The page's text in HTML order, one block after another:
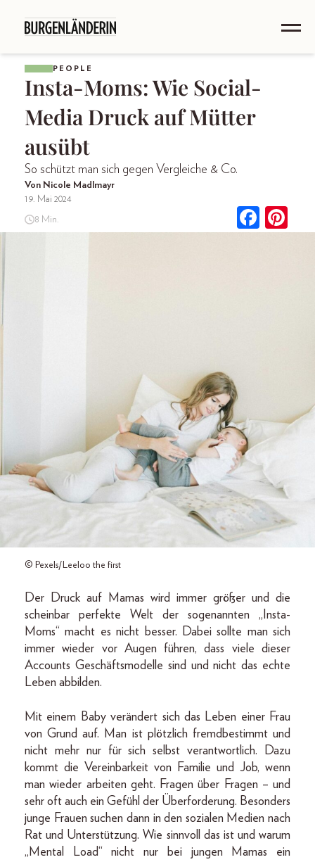
PEOPLE
Insta-Moms: Wie Social-
Media Druck auf Mütter
ausübt
So schützt man sich gegen Vergleiche & Co.
Von Nicole Madlmayr
19. Mai 2024
8 Min.
© Pexels/Leeloo the first
Der Druck auf Mamas wird immer größer und die
scheinbar perfekte Welt der sogenannten „Insta-
Moms“ macht es nicht besser. Dabei sollte man sich
immer wieder vor Augen führen, dass viele dieser
Accounts Geschäftsmodelle sind und nicht das echte
Leben abbilden.
Mit einem Baby verändert sich das Leben einer Frau
von Grund auf. Man ist plötzlich fremdbestimmt und
nicht mehr nur für sich selbst verantwortlich. Dazu
kommt die Vereinbarkeit von Familie und Job, wenn
man wieder arbeiten geht. Fragen über Fragen – und
sehr oft auch ein Gefühl der Überforderung. Besonders
junge Frauen suchen dann in den sozialen Medien nach
Rat und Unterstützung. Wie sinnvoll das ist und warum
„Mental Load“ nicht nur bei jungen Mamas ein